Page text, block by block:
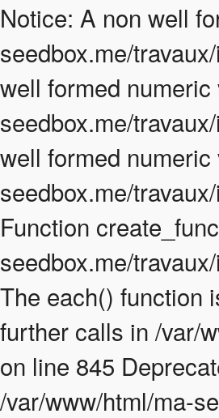
Notice: A non well
seedbox.me/
well formed
seedbox.me/
well formed
seedbox.me/
Function
seedbox.me/
The each() function
further calls in /var/
on line 845
/var/www/html/ma-